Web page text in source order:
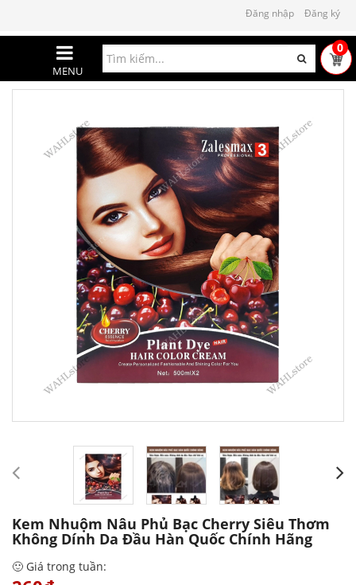
Đăng nhập Đăng ký
MENU
0
Kem Nhuộm Nâu Phủ Bạc Cherry Siêu Thơm
Không Dính Da Đầu Hàn Quốc Chính Hãng
🙂 Giá trong tuần: